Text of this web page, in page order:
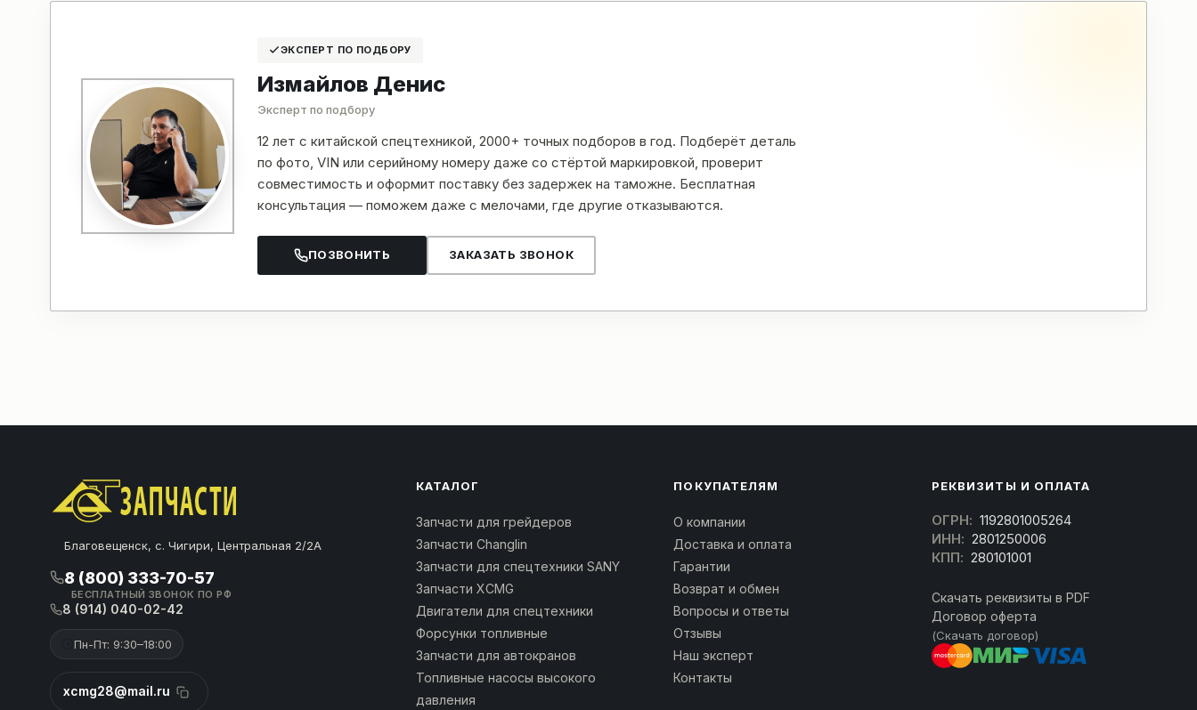
ЭКСПЕРТ ПО ПОДБОРУ
Измайлов Денис
Эксперт по подбору
12 лет с китайской спецтехникой, 2000+ точных подборов в год. Подберёт деталь
по фото, VIN или серийному номеру даже со стёртой маркировкой, проверит
совместимость и оформит поставку без задержек на таможне. Бесплатная
консультация — поможем даже с мелочами, где другие отказываются.
ПОЗВОНИТЬ ЗАКАЗАТЬ ЗВОНОК
Благовещенск, с. Чигири, Центральная 2/2А
8 (800) 333-70-57
БЕСПЛАТНЫЙ ЗВОНОК ПО РФ
8 (914) 040-02-42
Пн-Пт: 9:30–18:00
xcmg28@mail.ru
КАТАЛОГ
Запчасти для грейдеров
Запчасти Changlin
Запчасти для спецтехники SANY
Запчасти XCMG
Двигатели для спецтехники
Форсунки топливные
Запчасти для автокранов
Топливные насосы высокого
давления
ПОКУПАТЕЛЯМ
О компании
Доставка и оплата
Гарантии
Возврат и обмен
Вопросы и ответы
Отзывы
Наш эксперт
Контакты
РЕКВИЗИТЫ И ОПЛАТА
ОГРН: 1192801005264
ИНН: 2801250006
КПП: 280101001
Скачать реквизиты в PDF
Договор оферта
(Скачать договор)